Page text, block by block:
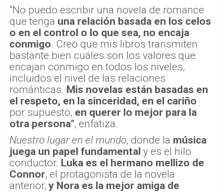
"No puedo escribir una novela de romance
que tenga una relación basada en los celos
o en el control o lo que sea, no encaja
conmigo. Creo que mis libros transmiten
bastante bien cuáles son los valores que
encajan conmigo en todos los niveles,
incluidos el nivel de las relaciones
románticas. Mis novelas están basadas en
el respeto, en la sinceridad, en el cariño
por supuesto, en querer lo mejor para la
otra persona", enfatiza.
Nuestro lugar en el mundo, donde la música
juega un papel fundamental y es el hilo
conductor. Luka es el hermano mellizo de
Connor, el protagonista de la novela
anterior, y Nora es la mejor amiga de